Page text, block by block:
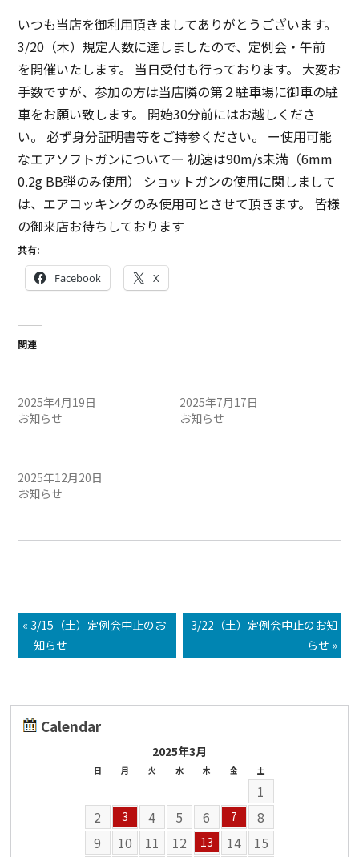
いつも当店を御利用頂きましてありがとうございます。
3/20（木）規定人数に達しましたので、定例会・午前
を開催いたします。 当日受付も行っております。 大変お
手数ですが、参加の方は当店隣の第２駐車場に御車の駐
車をお願い致します。 開始30分前にはお越しくださ
い。 必ず身分証明書等をご持参ください。 ー使用可能
なエアソフトガンについてー 初速は90m/s未満（6mm
0.2g BB弾のみ使用） ショットガンの使用に関しまして
は、エアコッキングのみ使用可とさせて頂きます。 皆様
の御来店お待ちしております
共有:
Facebook X
関連
2025年4月19日
お知らせ
2025年7月17日
お知らせ
2025年12月20日
お知らせ
« 3/15（土）定例会中止のお
知らせ
3/22（土）定例会中止のお知
らせ »
Calendar
2025年3月
日 月 火 水 木 金 土
1
2
3 4 5 6 7
8
9
10 11 12 13 14
15